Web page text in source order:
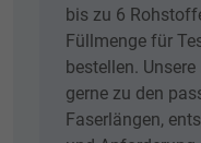
bis zu 6
Füllmenge für
bestellen.
gerne zu den
Faserlängen,